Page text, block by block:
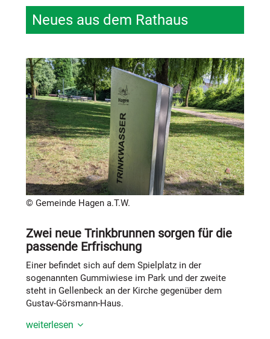
Neues aus dem Rathaus
© Gemeinde Hagen a.T.W.
Zwei neue Trinkbrunnen sorgen für die
passende Erfrischung
Einer befindet sich auf dem Spielplatz in der
sogenannten Gummiwiese im Park und der zweite
steht in Gellenbeck an der Kirche gegenüber dem
Gustav-Görsmann-Haus.
weiterlesen